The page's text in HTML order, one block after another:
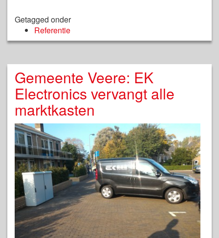
Getagged onder
Referentie
Gemeente Veere: EK
Electronics vervangt alle
marktkasten